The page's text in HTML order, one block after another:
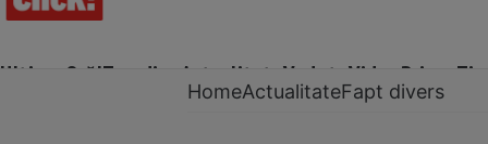
Ultima Oră!Trending Actualitate Vedete Video Prime Time
HomeActualitateFapt divers